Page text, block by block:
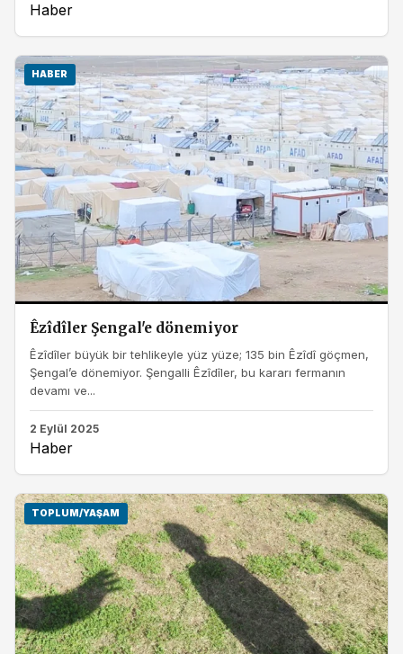
Haber
HABER
Êzîdîler Şengal'e dönemiyor
Êzîdîler büyük bir tehlikeyle yüz yüze; 135 bin Êzîdî göçmen,
Şengal’e dönemiyor. Şengalli Êzîdîler, bu kararı fermanın
devamı ve...
2 Eylül 2025
Haber
TOPLUM/YAŞAM